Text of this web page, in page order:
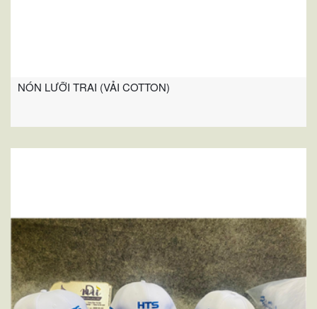
NÓN LƯỠI TRAI (VẢI COTTON)